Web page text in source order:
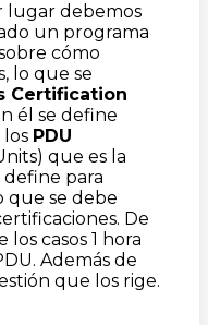
lugar debemos
un programa
cómo
lo que se
Certification
él se define
PDU
que es la
para
que se debe
De
casos 1 hora
Además de
que los rige.